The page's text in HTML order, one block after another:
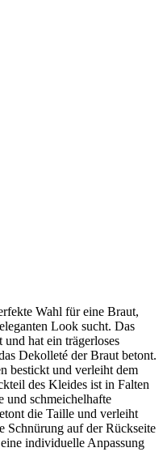
Wahl für eine Braut,
Look sucht. Das
hat ein trägerloses
Dekolleté der Braut betont.
bestickt und verleiht dem
des Kleides ist in Falten
und schmeichelhafte
die Taille und verleiht
Schnürung auf der Rückseite
individuelle Anpassung